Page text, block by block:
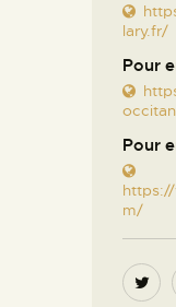
lary.fr/
Pour
Pour
m/